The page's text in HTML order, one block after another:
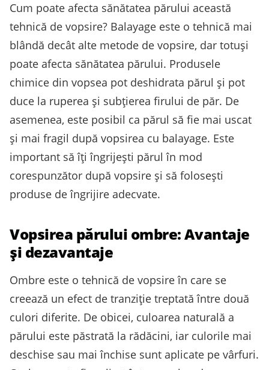
Cum poate afecta sănătatea părului această
tehnică de vopsire? Balayage este o tehnică mai
blândă decât alte metode de vopsire, dar totuși
poate afecta sănătatea părului. Produsele
chimice din vopsea pot deshidrata părul și pot
duce la ruperea și subțierea firului de păr. De
asemenea, este posibil ca părul să fie mai uscat
și mai fragil după vopsirea cu balayage. Este
important să îți îngrijești părul în mod
corespunzător după vopsire și să folosești
produse de îngrijire adecvate.
Vopsirea părului ombre: Avantaje
și dezavantaje
Ombre este o tehnică de vopsire în care se
creează un efect de tranziție treptată între două
culori diferite. De obicei, culoarea naturală a
părului este păstrată la rădăcini, iar culorile mai
deschise sau mai închise sunt aplicate pe vârfuri.